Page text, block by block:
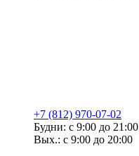
+7 (812) 970-07-02
Будни: с 9:00 до 21:00
Вых.: с 9:00 до 20:00